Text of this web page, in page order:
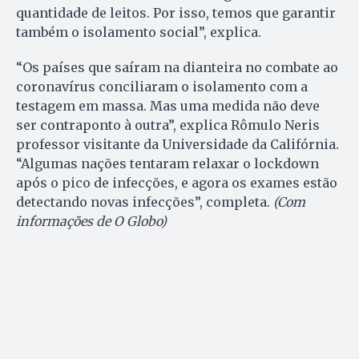
quantidade de leitos. Por isso, temos que garantir
também o isolamento social”, explica.
“Os países que saíram na dianteira no combate ao
coronavírus conciliaram o isolamento com a
testagem em massa. Mas uma medida não deve
ser contraponto à outra”, explica Rômulo Neris
professor visitante da Universidade da Califórnia.
“Algumas nações tentaram relaxar o lockdown
após o pico de infecções, e agora os exames estão
detectando novas infecções”, completa. (Com
informações de O Globo)